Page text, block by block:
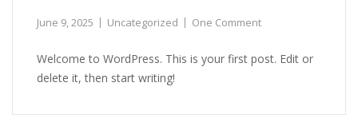
June 9, 2025 Uncategorized One Comment
Welcome to WordPress. This is your first post. Edit or
delete it, then start writing!